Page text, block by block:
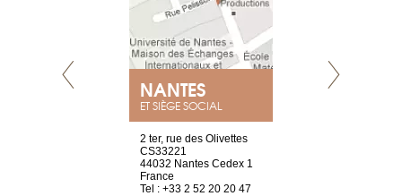
NANTES
ET SIÈGE SOCIAL
2 ter, rue des Olivettes
CS33221
44032 Nantes Cedex 1
France
Tel : +33 2 52 20 20 47